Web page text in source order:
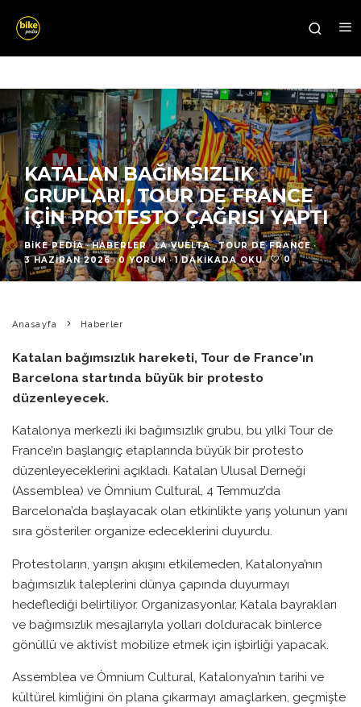
KATALAN BAĞIMSIZLIK
GRUPLARI, TOUR DE FRANCE
İÇIN PROTESTO ÇAĞRISI YAPTI
BIKE PEDIA · HABERLER LA VUELTA TOUR DE FRANCE ·
3 HAZIRAN 2026 · 0 YORUM · 1 DAKIKADA OKU · 0
Anasayfa Haberler
Katalan bağımsızlık hareketi, Tour de France'ın
Barcelona startında büyük bir protesto
düzenleyecek.
Katalonya merkezli iki bağımsızlık grubu, bu yılki Tour de
France’ın başlangıç etaplarında büyük bir protesto
düzenleyeceklerini açıkladı. Katalan Ulusal Derneği
(Assemblea) ve Òmnium Cultural, 4 Temmuz’da
Barcelona’da başlayacak olan etkinlikte yarış yolunun yanı
sıra gösteriler organize edeceklerini duyurdu.
Protestoların, yarışın akışını etkilemeden, Katalonya’nın
bağımsızlık taleplerini dünya çapında duyurmayı
hedeflediği belirtiliyor. Organizasyonlar, Katala bayrakları
ve bağımsızlık mesajlarıyla yolları dolduracak binlerce
gönüllü ve aktivist mobilize etmek için işbirliği yapacak.
Assemblea ve Òmnium Cultural, Katalonya’nın tarihi ve
kültürel kimliğini ön plana çıkarmayı amaçlarken, geçmişte